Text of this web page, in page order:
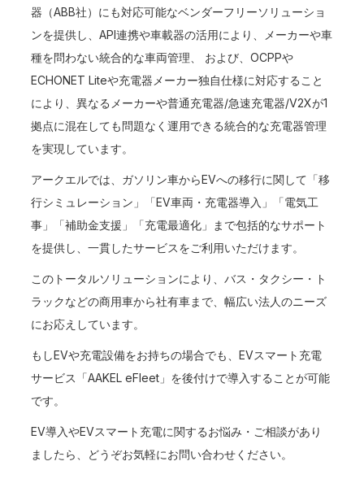
器（ABB社）にも対応可能なベンダーフリーソリューショ
ンを提供し、API連携や車載器の活用により、メーカーや車
種を問わない統合的な車両管理、 および、OCPPや
ECHONET Liteや充電器メーカー独自仕様に対応すること
により、異なるメーカーや普通充電器/急速充電器/V2Xが1
拠点に混在しても問題なく運用できる統合的な充電器管理
を実現しています。
アークエルでは、ガソリン車からEVへの移行に関して「移
行シミュレーション」「EV車両・充電器導入」「電気工
事」「補助金支援」「充電最適化」まで包括的なサポート
を提供し、一貫したサービスをご利用いただけます。
このトータルソリューションにより、バス・タクシー・ト
ラックなどの商用車から社有車まで、幅広い法人のニーズ
にお応えしています。
もしEVや充電設備をお持ちの場合でも、EVスマート充電
サービス「AAKEL eFleet」を後付けで導入することが可能
です。
EV導入やEVスマート充電に関するお悩み・ご相談があり
ましたら、どうぞお気軽にお問い合わせください。